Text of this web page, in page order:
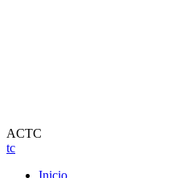
ACTC
tc
Inicio